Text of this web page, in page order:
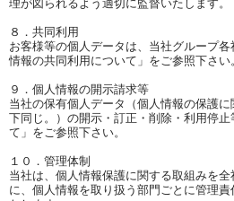
理が図られるよう適切に監督いたします。
８．共同利用
お客様等の個人データは、当社グループ
情報の共同利用について」をご参照下さい
９．個人情報の開示請求等
当社の保有個人データ（個人情報の保護
下同じ。）の開示・訂正・削除・利用停
て」をご参照下さい。
１０．管理体制
当社は、個人情報保護に関する取組みを
に、個人情報を取り扱う部門ごとに管理